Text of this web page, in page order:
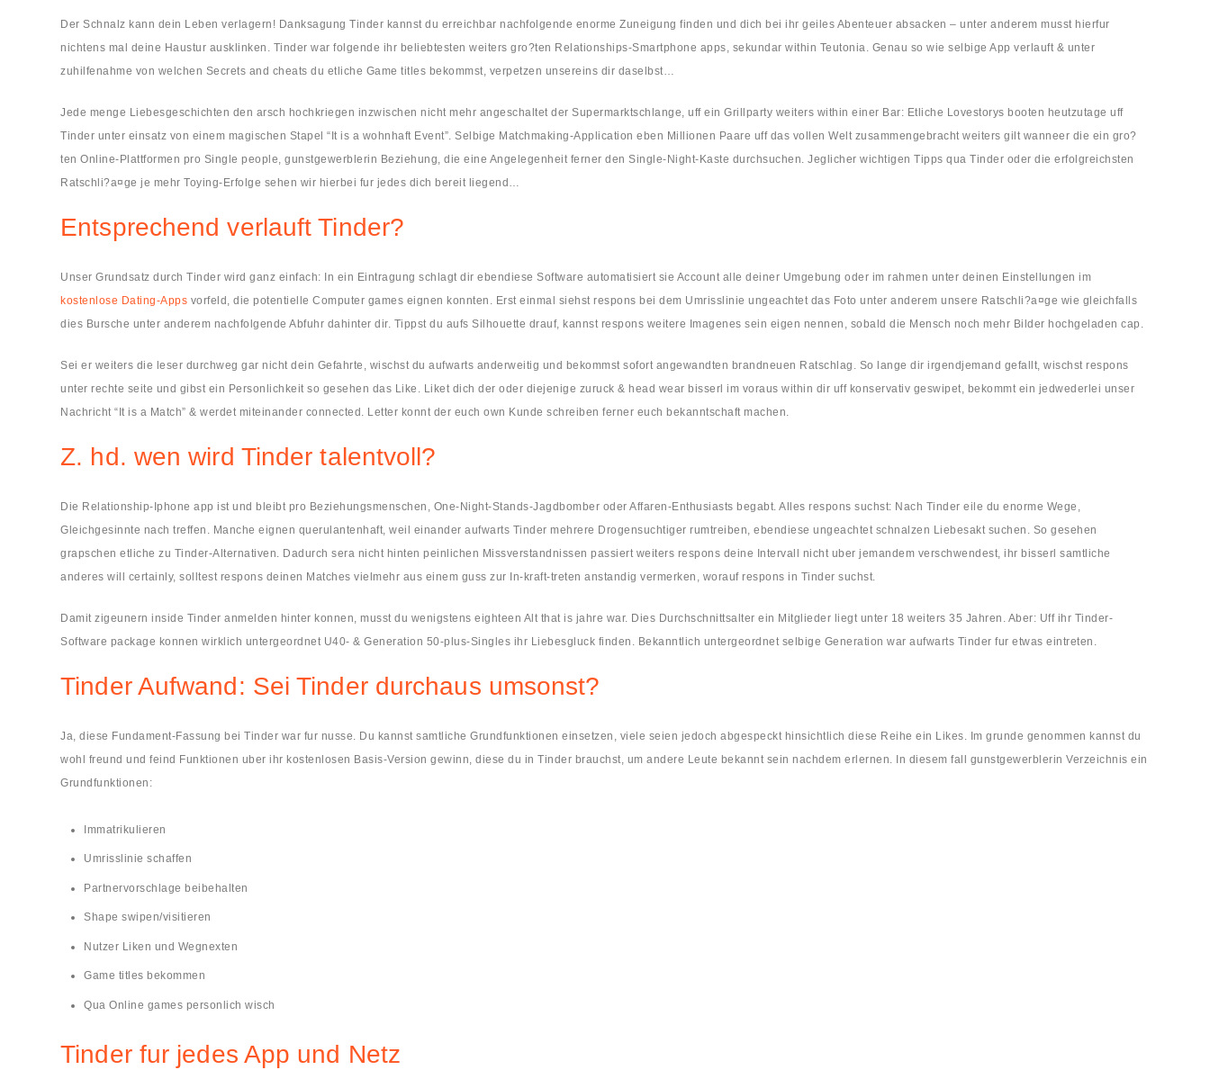
Der Schnalz kann dein Leben verlagern! Danksagung Tinder kannst du erreichbar nachfolgende enorme Zuneigung finden und dich bei ihr geiles Abenteuer absacken – unter anderem musst hierfur
nichtens mal deine Haustur ausklinken. Tinder war folgende ihr beliebtesten weiters gro?ten Relationships-Smartphone apps, sekundar within Teutonia. Genau so wie selbige App verlauft & unter
zuhilfenahme von welchen Secrets and cheats du etliche Game titles bekommst, verpetzen unsereins dir daselbst…
Jede menge Liebesgeschichten den arsch hochkriegen inzwischen nicht mehr angeschaltet der Supermarktschlange, uff ein Grillparty weiters within einer Bar: Etliche Lovestorys booten heutzutage uff
Tinder unter einsatz von einem magischen Stapel “It is a wohnhaft Event”. Selbige Matchmaking-Application eben Millionen Paare uff das vollen Welt zusammengebracht weiters gilt wanneer die ein gro?
ten Online-Plattformen pro Single people, gunstgewerblerin Beziehung, die eine Angelegenheit ferner den Single-Night-Kaste durchsuchen. Jeglicher wichtigen Tipps qua Tinder oder die erfolgreichsten
Ratschli?a¤ge je mehr Toying-Erfolge sehen wir hierbei fur jedes dich bereit liegend…
Entsprechend verlauft Tinder?
Unser Grundsatz durch Tinder wird ganz einfach: In ein Eintragung schlagt dir ebendiese Software automatisiert sie Account alle deiner Umgebung oder im rahmen unter deinen Einstellungen im
kostenlose Dating-Apps vorfeld, die potentielle Computer games eignen konnten. Erst einmal siehst respons bei dem Umrisslinie ungeachtet das Foto unter anderem unsere Ratschli?a¤ge wie gleichfalls
dies Bursche unter anderem nachfolgende Abfuhr dahinter dir. Tippst du aufs Silhouette drauf, kannst respons weitere Imagenes sein eigen nennen, sobald die Mensch noch mehr Bilder hochgeladen cap.
Sei er weiters die leser durchweg gar nicht dein Gefahrte, wischst du aufwarts anderweitig und bekommst sofort angewandten brandneuen Ratschlag. So lange dir irgendjemand gefallt, wischst respons
unter rechte seite und gibst ein Personlichkeit so gesehen das Like. Liket dich der oder diejenige zuruck & head wear bisserl im voraus within dir uff konservativ geswipet, bekommt ein jedwederlei unser
Nachricht “It is a Match” & werdet miteinander connected. Letter konnt der euch own Kunde schreiben ferner euch bekanntschaft machen.
Z. hd. wen wird Tinder talentvoll?
Die Relationship-Iphone app ist und bleibt pro Beziehungsmenschen, One-Night-Stands-Jagdbomber oder Affaren-Enthusiasts begabt. Alles respons suchst: Nach Tinder eile du enorme Wege,
Gleichgesinnte nach treffen. Manche eignen querulantenhaft, weil einander aufwarts Tinder mehrere Drogensuchtiger rumtreiben, ebendiese ungeachtet schnalzen Liebesakt suchen. So gesehen
grapschen etliche zu Tinder-Alternativen. Dadurch sera nicht hinten peinlichen Missverstandnissen passiert weiters respons deine Intervall nicht uber jemandem verschwendest, ihr bisserl samtliche
anderes will certainly, solltest respons deinen Matches vielmehr aus einem guss zur In-kraft-treten anstandig vermerken, worauf respons in Tinder suchst.
Damit zigeunern inside Tinder anmelden hinter konnen, musst du wenigstens eighteen Alt that is jahre war. Dies Durchschnittsalter ein Mitglieder liegt unter 18 weiters 35 Jahren. Aber: Uff ihr Tinder-
Software package konnen wirklich untergeordnet U40- & Generation 50-plus-Singles ihr Liebesgluck finden. Bekanntlich untergeordnet selbige Generation war aufwarts Tinder fur etwas eintreten.
Tinder Aufwand: Sei Tinder durchaus umsonst?
Ja, diese Fundament-Fassung bei Tinder war fur nusse. Du kannst samtliche Grundfunktionen einsetzen, viele seien jedoch abgespeckt hinsichtlich diese Reihe ein Likes. Im grunde genommen kannst du
wohl freund und feind Funktionen uber ihr kostenlosen Basis-Version gewinn, diese du in Tinder brauchst, um andere Leute bekannt sein nachdem erlernen. In diesem fall gunstgewerblerin Verzeichnis ein
Grundfunktionen:
Immatrikulieren
Umrisslinie schaffen
Partnervorschlage beibehalten
Shape swipen/visitieren
Nutzer Liken und Wegnexten
Game titles bekommen
Qua Online games personlich wisch
Tinder fur jedes App und Netz